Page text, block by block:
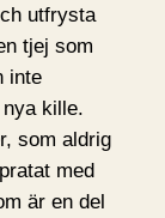
utfrysta
tjej som
inte
kille.
som aldrig
med
är en del